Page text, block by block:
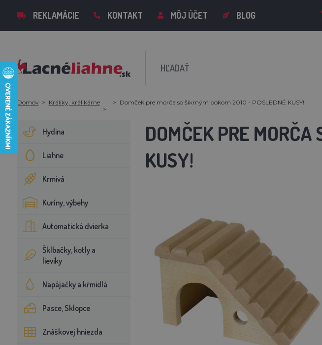
REKLAMÁCIE KONTAKT MÔJ ÚČET BLOG
Domov Králiky, králikárne Domček pre morča so šikmým bokom 2010 - POSLEDNÉ KUSY!
Hydina
Liahne
Krmivá
Kuríny, výbehy
Automatická dvierka
Šklbačky, kotly a
lieviky
Napájačky a kŕmidlá
Pasce, Sklopce
Znáškovej hniezda
DOMČEK PRE
KUSY!